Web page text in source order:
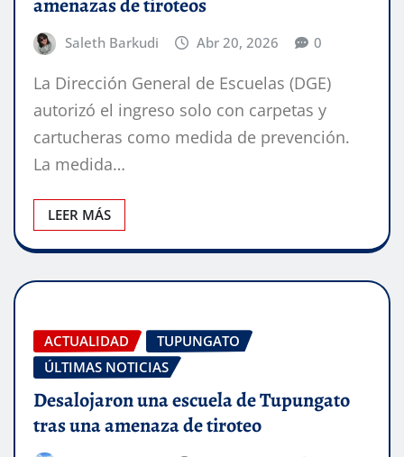
Saleth Barkudi Abr 20, 2026 0
La Dirección General de Escuelas (DGE)
autorizó el ingreso solo con carpetas y
cartucheras como medida de prevención.
La medida…
LEER MÁS
ACTUALIDAD
TUPUNGATO
ÚLTIMAS NOTICIAS
Desalojaron una escuela de Tupungato
tras una amenaza de tiroteo